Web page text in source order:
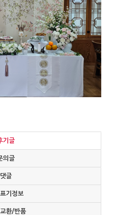
기글
의글
댓글
기정보
환/반품